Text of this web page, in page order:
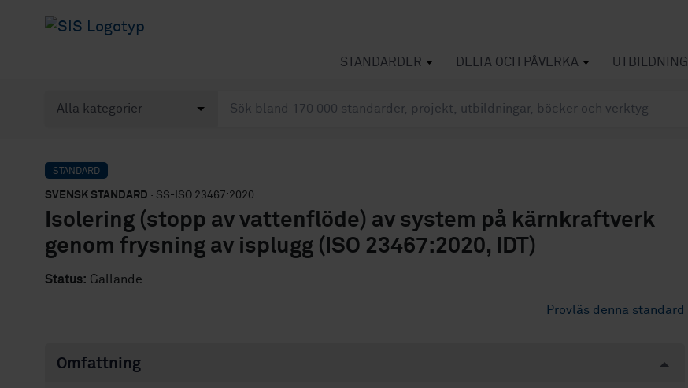
STANDARDER DELTA OCH PÅVERKA UTBILDNING
STANDARD
SVENSK STANDARD · SS-ISO 23467:2020
Isolering (stopp av vattenflöde) av system på kärnkraftverk
genom frysning av isplugg (ISO 23467:2020, IDT)
Status: Gällande
Provläs denna standard
Omfattning